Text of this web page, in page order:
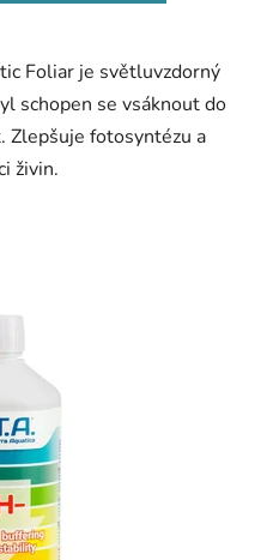
Foliar je světluvzdorný
schopen se vsáknout do
Zlepšuje fotosyntézu a
živin.